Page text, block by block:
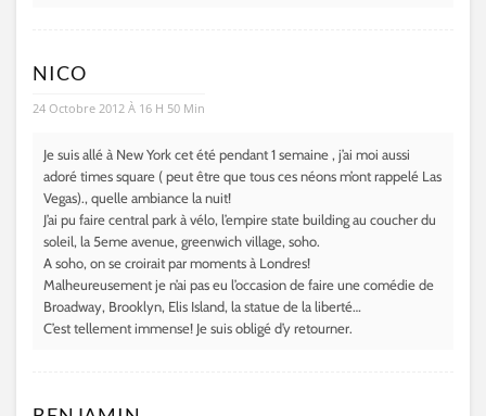
NICO
24 Octobre 2012 À 16 H 50 Min
Je suis allé à New York cet été pendant 1 semaine , j’ai moi aussi
adoré times square ( peut être que tous ces néons m’ont rappelé Las
Vegas)., quelle ambiance la nuit!
J’ai pu faire central park à vélo, l’empire state building au coucher du
soleil, la 5eme avenue, greenwich village, soho.
A soho, on se croirait par moments à Londres!
Malheureusement je n’ai pas eu l’occasion de faire une comédie de
Broadway, Brooklyn, Elis Island, la statue de la liberté…
C’est tellement immense! Je suis obligé d’y retourner.